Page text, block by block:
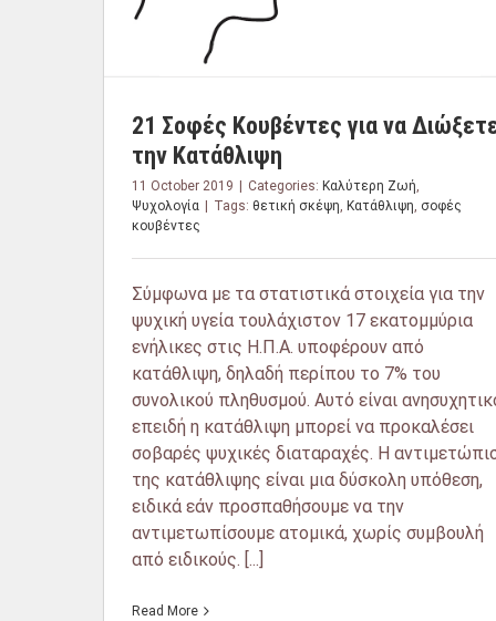
21 Σοφές Κουβέντες για να
την Κατάθλιψη
11 October 2019 Categories: Καλύτερη Ζωή,
Ψυχολογία
Tags: θετική σκέψη, Κατάθλιψη, σοφές
κουβέντες
Σύμφωνα με τα στατιστικά στοιχεία για την
ψυχική υγεία τουλάχιστον 17 εκατομμύρια
ενήλικες στις Η.Π.Α. υποφέρουν από
κατάθλιψη, δηλαδή περίπου το 7% του
συνολικού πληθυσμού. Αυτό είναι
επειδή η κατάθλιψη μπορεί να προκαλέσει
σοβαρές ψυχικές διαταραχές. Η
της κατάθλιψης είναι μια δύσκολη υπόθεση,
ειδικά εάν προσπαθήσουμε να την
αντιμετωπίσουμε ατομικά, χωρίς συμβουλή
από ειδικούς. [...]
Read More